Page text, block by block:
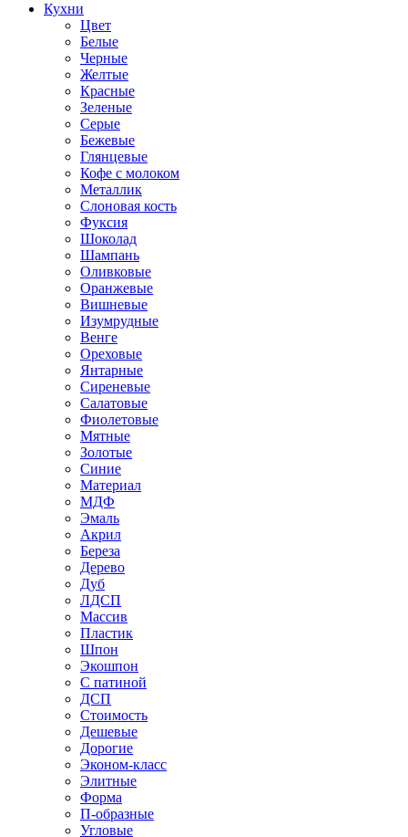
Кухни
Цвет
Белые
Черные
Желтые
Красные
Зеленые
Серые
Бежевые
Глянцевые
Кофе с молоком
Металлик
Слоновая кость
Фуксия
Шоколад
Шампань
Оливковые
Оранжевые
Вишневые
Изумрудные
Венге
Ореховые
Янтарные
Сиреневые
Салатовые
Фиолетовые
Мятные
Золотые
Синие
Материал
МДФ
Эмаль
Акрил
Береза
Дерево
Дуб
ЛДСП
Массив
Пластик
Шпон
Экошпон
С патиной
ДСП
Стоимость
Дешевые
Дорогие
Эконом-класс
Элитные
Форма
П-образные
Угловые